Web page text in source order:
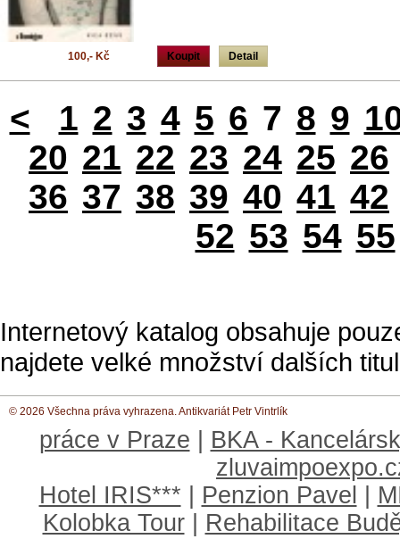
Koupit Detail
100,- Kč
< 1 2 3 4 5 6 7 8 9
20 21 22 23 24 25 26
36 37 38 39 40 41 42
52 53 54 55
Internetový katalog obsahuje
najdete velké množství dalších
© 2026 Všechna práva vyhrazena. Antikvariát Petr Vintrlík
práce v Praze
BKA -
Hotel IRIS***
Penzion Pavel
Kolobka Tour
Rehabilitace